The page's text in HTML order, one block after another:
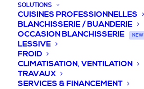
SOLUTIONS
CUISINES PROFESSIONNELLES
BLANCHISSERIE / BUANDERIE
OCCASION BLANCHISSERIE
NEW
LESSIVE
FROID
CLIMATISATION, VENTILATION
TRAVAUX
SERVICES & FINANCEMENT